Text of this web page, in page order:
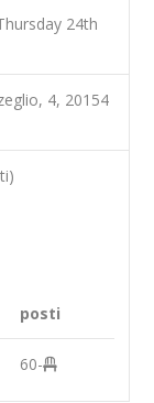
24th
4, 20154
posti
60-